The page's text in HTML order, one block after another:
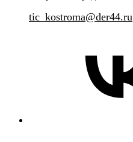
tic_kostroma@der44.ru